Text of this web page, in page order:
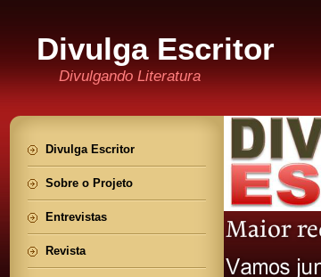
Divulga Escritor
Divulgando Literatura
Divulga Escritor
Sobre o Projeto
Entrevistas
Revista